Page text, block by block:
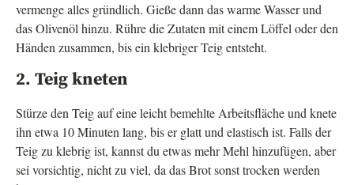
vermenge alles gründlich. Gieße dann das warme Wasser und
das Olivenöl hinzu. Rühre die Zutaten mit einem Löffel oder den
Händen zusammen, bis ein klebriger Teig entsteht.
2. Teig kneten
Stürze den Teig auf eine leicht bemehlte Arbeitsfläche und knete
ihn etwa 10 Minuten lang, bis er glatt und elastisch ist. Falls der
Teig zu klebrig ist, kannst du etwas mehr Mehl hinzufügen, aber
sei vorsichtig, nicht zu viel, da das Brot sonst trocken werden